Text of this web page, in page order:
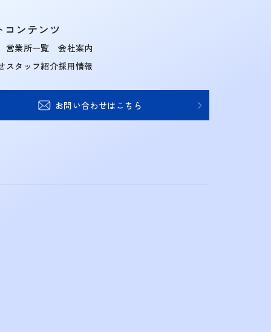
コンテンツ
営業所一覧
スタッフ紹介
会社案内
採用情報
お問い合わせはこちら